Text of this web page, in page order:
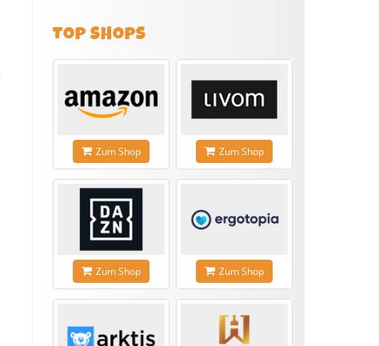
TOP SHOPS
Zum Shop Zum Shop
Zum Shop Zum Shop